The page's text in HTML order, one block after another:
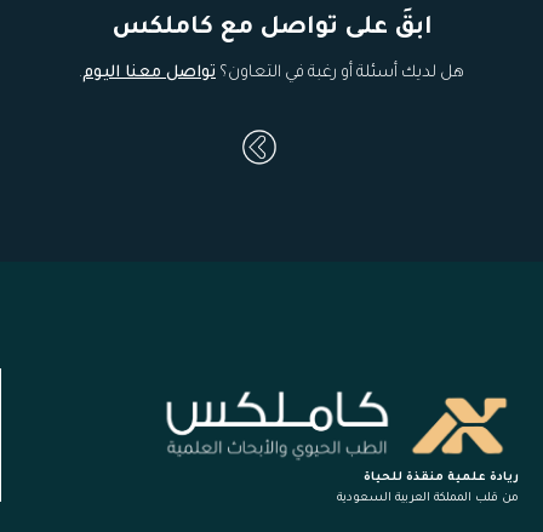
ابقَ على تواصل مع كاملكس
هل لديك أسئلة أو رغبة في التعاون؟ تواصل معنا اليوم.
ريادة علمية منقذة للحياة
من قلب المملكة العربية السعودية